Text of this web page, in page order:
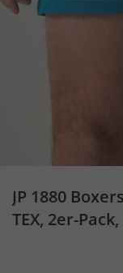
JP 1880
TEX, 2er-